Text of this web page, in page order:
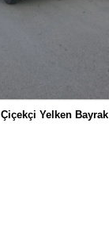
Çiçekçi Yelken Bayrak